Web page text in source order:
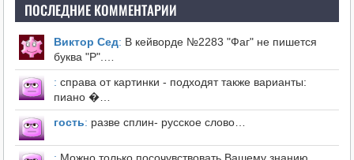
ПОСЛЕДНИЕ КОММЕНТАРИИ
Виктор Сед: В кейворде №2283 "Фаг" не пишется
буква "Р".…
: справа от картинки - подходят также варианты:
пиано �…
гость: разве сплин- русское слово…